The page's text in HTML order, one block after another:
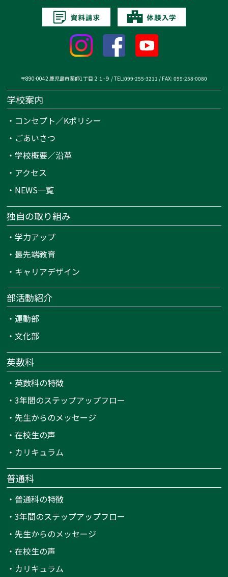
〒890-0042 鹿児島市薬師1丁目２１-９ / TEL:099-255-3211 / FAX: 099-258-0080
学校案内
・ コンセプト／Kポリシー
・ ごあいさつ
・学校概要／沿革
・ アクセス
・ NEWS一覧
独自の取り組み
・学力アップ
・最先端教育
・ キャリアデザイン
部活動紹介
・運動部
・文化部
英数科
・ 英数科の特徴
・3年間のステップアップフロー
・先生からのメッセージ
・在校生の声
・ カリキュラム
普通科
・ 普通科の特徴
・3年間のステップアップフロー
・先生からのメッセージ
・在校生の声
・ カリキュラム